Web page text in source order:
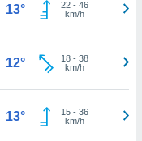
13° 22- 46
km/h
12° 18- 38
km/h
13° 15- 36
km/h